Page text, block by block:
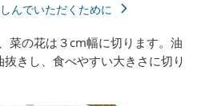
んでいただくために
菜の花は３cm幅に切ります。油
きし、食べやすい大きさに切り